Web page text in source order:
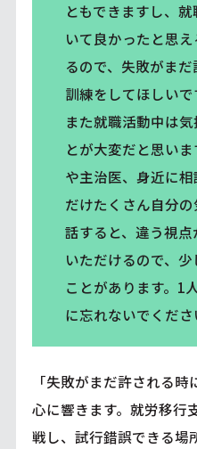
ともできますし、
いて良かったと思
るので、失敗がま
訓練をしてほしいで
また就職活動中は
とが大変だと思い
や主治医、身近に
だけたくさん自分
話すると、違う視
いただけるので、
ことがあります。1
に忘れないでくださ
「失敗がまだ許される
心に響きます。就労移行
戦し、試行錯誤できる場